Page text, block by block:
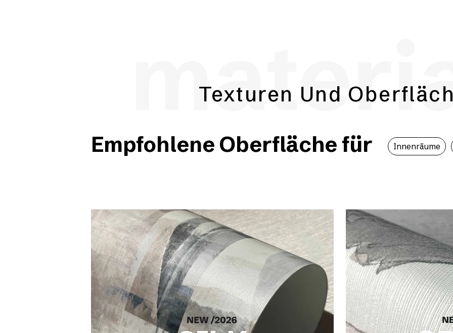
Texturen Und
Empfohlene Oberfläche für Innenräume